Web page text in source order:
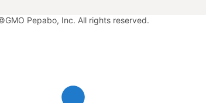
Pepabo, Inc. All rights reserved.